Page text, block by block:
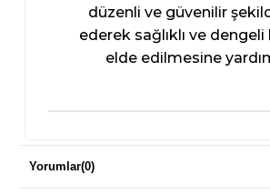
düzenli ve güvenilir
ederek sağlıklı ve
elde edilmesine
Yorumlar(0)